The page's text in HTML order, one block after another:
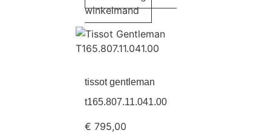
winkelmand
tissot gentleman
t165.807.11.041.00
€ 795,00